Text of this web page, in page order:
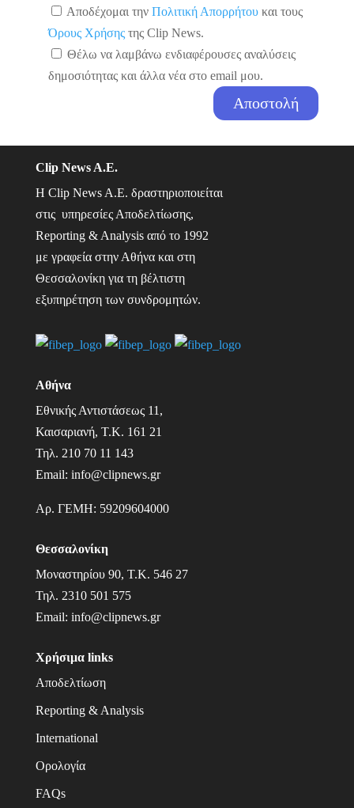
Αποδέχομαι την Πολιτική Απορρήτουκαι τους
Όρους Χρήσηςτης Clip News.
Θέλω να λαμβάνω ενδιαφέρουσες αναλύσεις
δημοσιότητας και άλλα νέα στο email μου.
Clip News A.E.
Η Clip News A.E. δραστηριοποιείται
στις υπηρεσίες Αποδελτίωσης,
Reporting & Analysis από το 1992
με γραφεία στην Αθήνα και στη
Θεσσαλονίκη για τη βέλτιστη
εξυπηρέτηση των συνδρομητών.
Αθήνα
Εθνικής Αντιστάσεως 11,
Καισαριανή, Τ.Κ. 161 21
Τηλ. 210 70 11 143
Email: info@clipnews.gr
Αρ. ΓΕΜΗ: 59209604000
Θεσσαλονίκη
Μοναστηρίου 90, Τ.Κ. 546 27
Τηλ. 2310 501 575
Email: info@clipnews.gr
Χρήσιμα links
Αποδελτίωση
Reporting & Analysis
International
Ορολογία
FAQs